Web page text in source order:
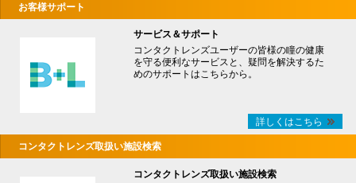
お客様サポート
サービス＆サポート
コンタクトレンズユーザーの皆様の瞳の健康
を守る便利なサービスと、疑問を解決するた
めのサポートはこちらから。
詳しくはこちら
コンタクトレンズ取扱い施設検索
コンタクトレンズ取扱い施設検索